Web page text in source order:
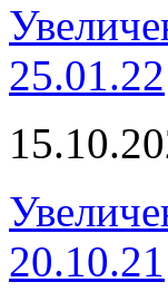
25.01.22
20.10.21